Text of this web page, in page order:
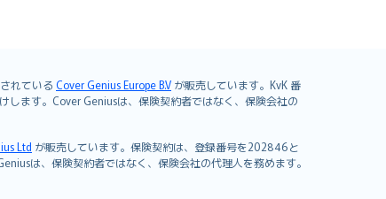
れている Cover Genius Europe B.V が販売しています。KvK 番
ます。Cover Geniusは、保険契約者ではなく、保険会社の
Ltd が販売しています。保険契約は、登録番号を202846と
は、保険契約者ではなく、保険会社の代理人を務めます。